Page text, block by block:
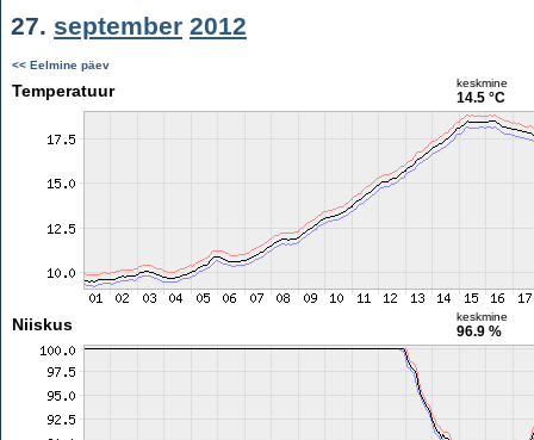
27. september 2012
<< Eelmine päev
Temperatuur keskmine
14.5 °C
Niiskus keskmine
96.9 %